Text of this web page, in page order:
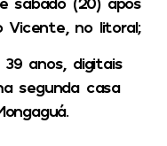
no litoral;
anos, digitais
segunda casa